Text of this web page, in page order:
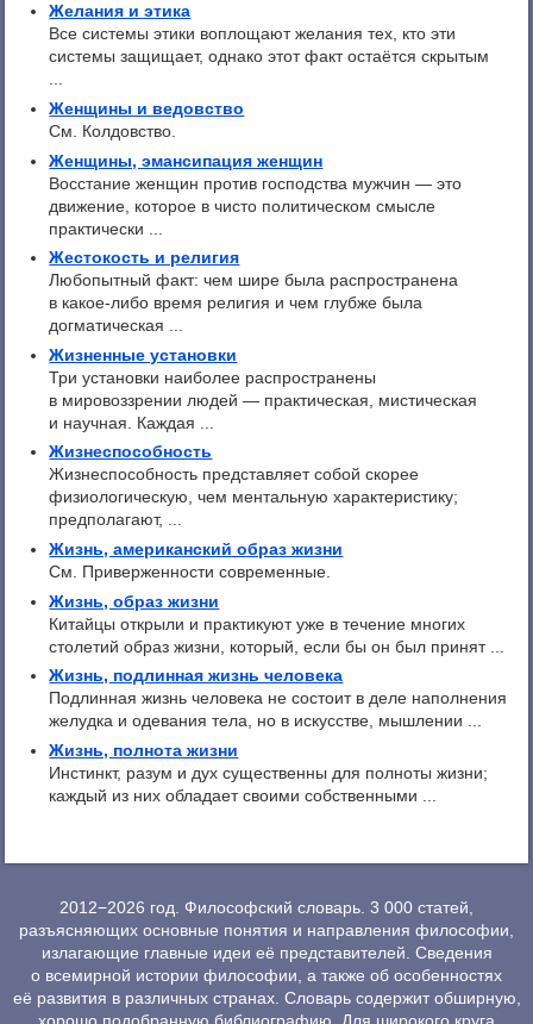
Желания и этика
Все системы этики воплощают желания тех, кто эти
системы защищает, однако этот факт остаётся скрытым
...
Женщины и ведовство
См. Колдовство.
Женщины, эмансипация женщин
Восстание женщин против господства мужчин — это
движение, которое в чисто политическом смысле
практически ...
Жестокость и религия
Любопытный факт: чем шире была распространена
в какое-либо время религия и чем глубже была
догматическая ...
Жизненные установки
Три установки наиболее распространены
в мировоззрении людей — практическая, мистическая
и научная. Каждая ...
Жизнеспособность
Жизнеспособность представляет собой скорее
физиологическую, чем ментальную характеристику;
предполагают, ...
Жизнь, американский образ жизни
См. Приверженности современные.
Жизнь, образ жизни
Китайцы открыли и практикуют уже в течение многих
столетий образ жизни, который, если бы он был принят ...
Жизнь, подлинная жизнь человека
Подлинная жизнь человека не состоит в деле наполнения
желудка и одевания тела, но в искусстве, мышлении ...
Жизнь, полнота жизни
Инстинкт, разум и дух существенны для полноты жизни;
каждый из них обладает своими собственными ...
2012−2026 год. Философский словарь. 3 000 статей,
разъясняющих основные понятия и направления философии,
излагающие главные идеи её представителей. Сведения
о всемирной истории философии, а также об особенностях
её развития в различных странах. Словарь содержит обширную,